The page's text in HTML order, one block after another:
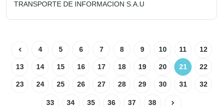
TRANSPORTE DE INFORMACION S.A.U
4 5 6 7 8 9 10 11 12
13 14 15 16 17 18 19 20 21 22
23 24 25 26 27 28 29 30 31 32
33 34 35 36 37 38